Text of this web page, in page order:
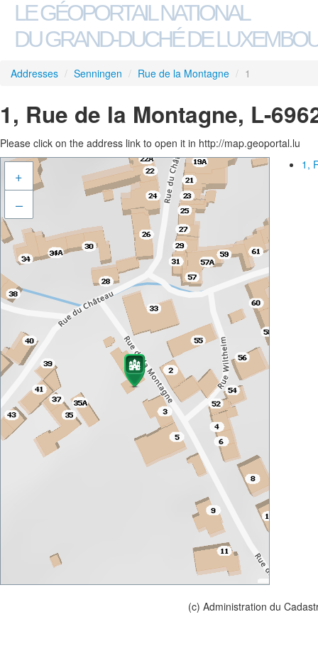
LE GÉOPORTAIL NATIONAL
DU GRAND-DUCHÉ DE
Addresses / Senningen / Rue de la Montagne / 1
1, Rue de la Montagne, L-
Please click on the address link to open it in http://map.geoportal.lu
+
–
1,
(c) Administration du